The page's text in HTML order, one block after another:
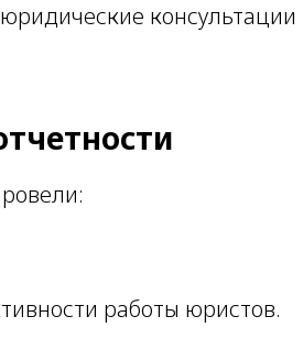
консультации
работы юристов.